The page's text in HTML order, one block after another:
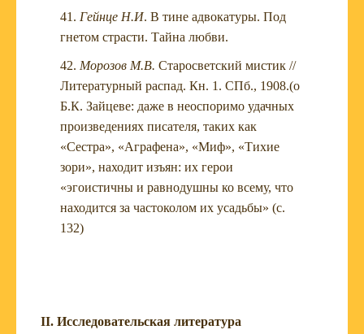
Гейнце Н.И. В тине адвокатуры. Под
гнетом страсти. Тайна любви.
Морозов М.В. Старосветский мистик //
Литературный распад. Кн. 1. СПб., 1908.(о
Б.К. Зайцеве: даже в неоспоримо удачных
произведениях писателя, таких как
«Сестра», «Аграфена», «Миф», «Тихие
зори», находит изъян: их герои
«эгоистичны и равнодушны ко всему, что
находится за частоколом их усадьбы» (с.
132)
II. Исследовательская литература